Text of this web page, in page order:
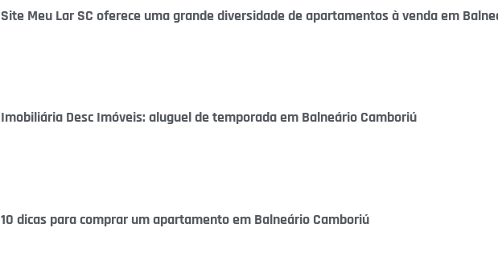
Site Meu Lar SC oferece uma grande diversidade de apartamentos à venda em
Imobiliária Desc Imóveis: aluguel de temporada em Balneário Camboriú
10 dicas para comprar um apartamento em Balneário Camboriú